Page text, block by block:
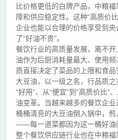
比价格更低的白牌产品，中粮
障和供应稳定性。这种“高质价
企业也能以合理的价格享受到
了“好油不贵”。
餐饮行业的高质量发展，离不
油作为后厨消耗量最大、使用
质直接决定了菜品的上限和食
大豆油，以一级之名，行品质之
“好用”、从“便宜”到“高质价比”
油变革。当越来越多的餐饮企
桶桶清亮的大豆油倒入锅中，
——每一道菜都因为这一桶好油
整个餐饮供应链行业也在中粮福